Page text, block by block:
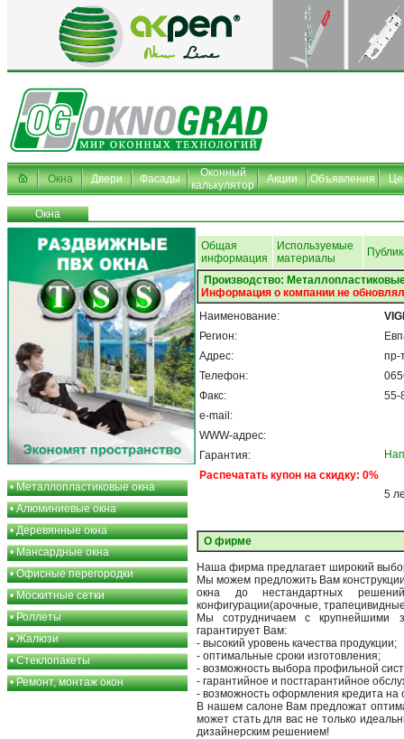
Окна Двери Фасады
Оконный
калькулятор
Акции Объявления
Окна
•Металлопластиковые окна
•Алюминиевые окна
•Деревянные окна
•Мансардные окна
•Офисные перегородки
•Москитные сетки
•Роллеты
•Жалюзи
•Стеклопакеты
•Ремонт, монтаж окон
Общая
информация
Используемые
материалы
Производство:
Информация о компании не
Наименование:
Регион:
Адрес:
Телефон:
Факс:
e-mail:
WWW-адрес:
Гарантия:
Распечатать купон на скидку: 0%
пр-
55-
5
О фирме
Наша фирма предлагает широкий
Мы можем предложить Вам
окна до нестандартных
конфигурации(арочные,
Мы сотрудничаем с крупнейшими
гарантирует Вам:
- высокий уровень качества продукции;
- оптимальные сроки изготовления;
- возможность выбора профильной
- гарантийное и постгарантийное
- возможность оформления кредита на
В нашем салоне Вам предложат
может стать для вас не только
дизайнерским решением!